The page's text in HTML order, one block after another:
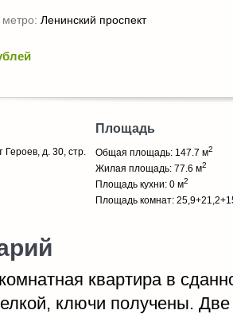
Ленинский проспект
Героев, д. 30, стр.
Площадь
Общая площадь: 147.7 м2
Жилая площадь: 77.6 м2
Площадь кухни: 0 м2
Площадь комнат:
квартира в
ключи получены.